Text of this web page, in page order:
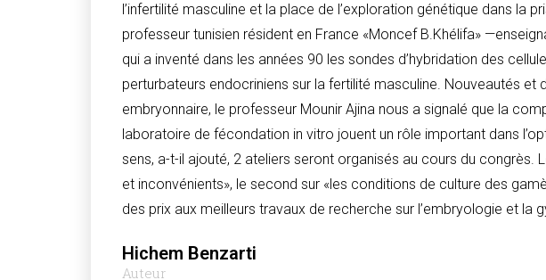
l’infertilité masculine et la place de l’exploration génétique dans la
professeur tunisien résident en France «Moncef B.Khélifa»
qui a inventé dans les années 90 les sondes d’hybridation des
perturbateurs endocriniens sur la fertilité masculine. Nouveautés
embryonnaire, le professeur Mounir Ajina nous a signalé que la
laboratoire de fécondation in vitro jouent un rôle important dans
sens, a-t-il ajouté, 2 ateliers seront organisés au cours du
et inconvénients», le second sur «les conditions de culture des
des prix aux meilleurs travaux de recherche sur l’embryologie et la
Hichem Benzarti
Auteur